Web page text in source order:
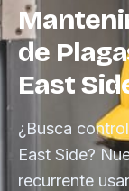
de
East
¿Busca
East Side?
recurrente